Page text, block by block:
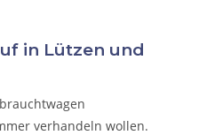
in Lützen und
verhandeln wollen.